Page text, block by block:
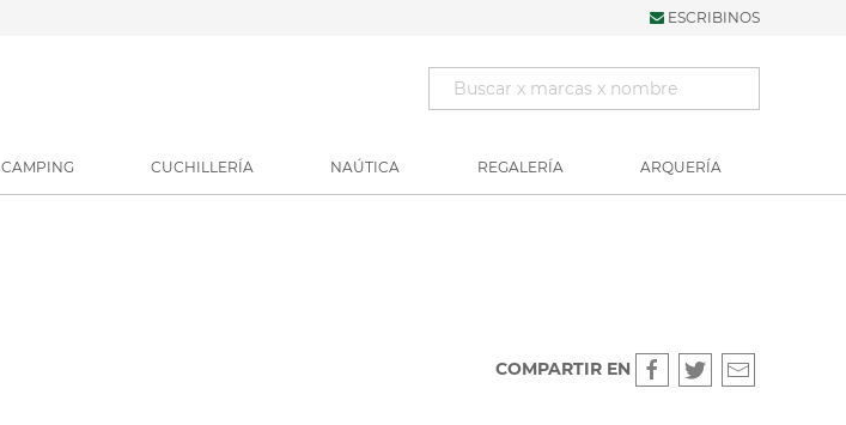
ESCRIBINOS
CAMPING CUCHILLERÍA NAÚTICA REGALERÍA ARQUERÍA
COMPARTIR EN